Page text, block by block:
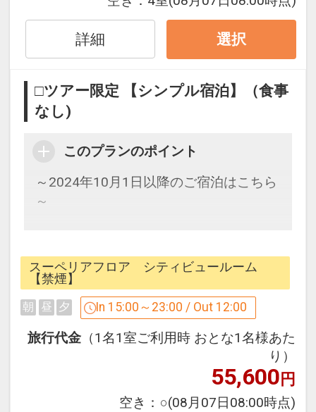
○画像は一例です。お部屋のデザインは
■お部屋■
○全室洗い場付のバスルームとトイレは
セパレート！
○全室加湿機能付空気清浄機完備
○全館Wi-Fi接続可能
○チェックイン／15:00 チェックアウト
■ユニバーサル・スタジオ・ジャパンか
ら徒歩約1分
設定期間：2024年10月1日～2027年7月
31日
インターネットコース番号：DP-2-
詳細 選択
□ツアー限定 【シンプル宿泊】（食事
なし)
このプランのポイント
～2024年10月1日以降のご宿泊はこちら
～
パークに一番近い、オフィシャルホテ
ル。
ユニバーサルシティ駅と、パークを結ぶ
メインストリートに面した絶好のロケー
パークで見た夢の続きを是非このホテル
スーペリアフロア シティビュールーム
【禁煙】
朝 昼 夕 In 15:00～23:00 / Out 12:00
旅行代金 （1名1室ご利用時 おとな1名様あた
り）
55,600円
空き： ○(08月07日08:00時点)